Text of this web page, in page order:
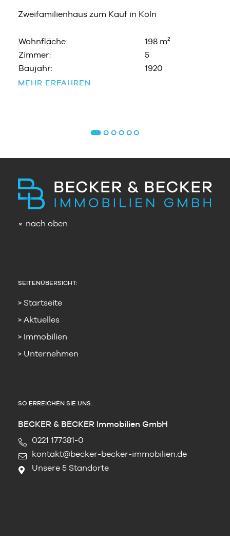
Zweifamilienhaus zum Kauf in Köln
Wohnfläche:
198 m²
Zimmer:
5
Baujahr:
1920
MEHR ERFAHREN
» nach oben
SEITENÜBERSICHT:
Startseite
Aktuelles
Immobilien
Unternehmen
SO ERREICHEN SIE UNS:
BECKER & BECKER Immobilien GmbH
0221 177381-0
kontakt@becker-becker-immobilien.de
Unsere 5 Standorte